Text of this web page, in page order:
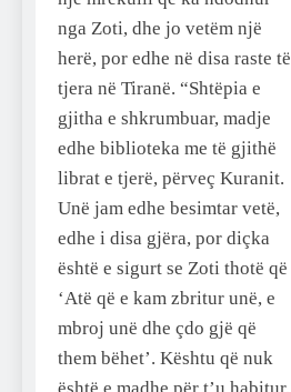
nga Zoti, dhe jo vetëm një
herë, por edhe në disa raste të
tjera në Tiranë. “Shtëpia e
gjitha e shkrumbuar, madje
edhe biblioteka me të gjithë
librat e tjerë, përveç Kuranit.
Unë jam edhe besimtar vetë,
edhe i disa gjëra, por diçka
është e sigurt se Zoti thotë që
‘Atë që e kam zbritur unë, e
mbroj unë dhe çdo gjë që
them bëhet’. Kështu që nuk